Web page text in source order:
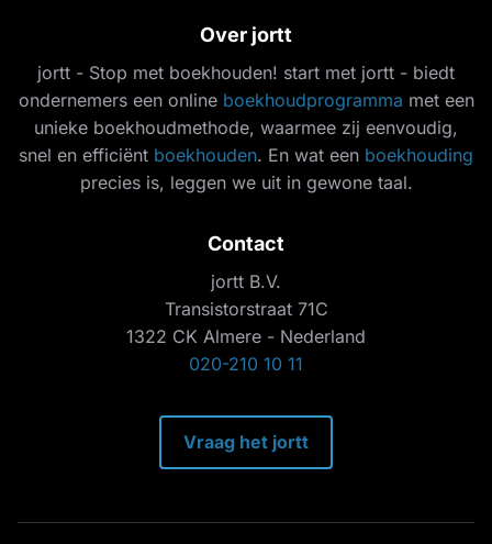
Over jortt
jortt - Stop met boekhouden! start met jortt - biedt
ondernemers een online boekhoudprogramma met een
unieke boekhoudmethode, waarmee zij eenvoudig,
snel en efficiënt boekhouden. En wat een boekhouding
precies is, leggen we uit in gewone taal.
Contact
jortt B.V.
Transistorstraat 71C
1322 CK Almere - Nederland
020-210 10 11
Vraag het jortt